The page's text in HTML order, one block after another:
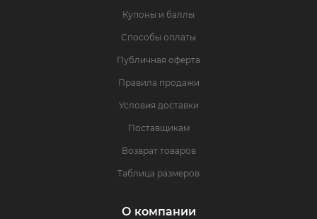
Купоны и баллы
Способы оплаты
Публичная оферта
Правила продажи
Условия доставки
Поставщикам
Возврат товаров
Таблица размеров
О компании